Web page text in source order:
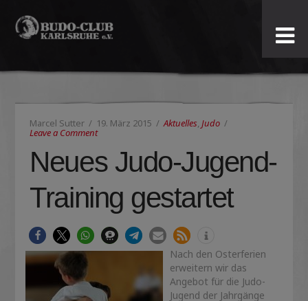
Budo-
Club
Karlsruhe
e.V.
Marcel Sutter 19. März 2015 Aktuelles, Judo
Leave a Comment
Neues Judo-Jugend-
Training gestartet
Nach den Osterferien
erweitern wir das
Angebot für die Judo-
Jugend der Jahrgänge